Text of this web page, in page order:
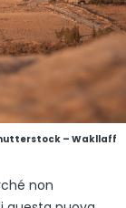
– Wakllaff
non